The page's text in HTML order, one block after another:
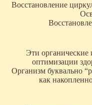
Восстановление
Эти органические
оптимизации
Организм буквально
как